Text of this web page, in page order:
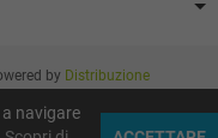
by Distribuzione
navigare